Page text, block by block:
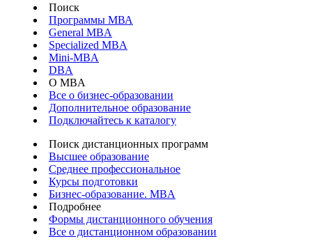
Поиск
Программы МВА
General MBA
Specialized MBA
Mini-MBA
DBA
О MBA
Все о бизнес-образовании
Дополнительное образование
Подключайтесь к каталогу
Поиск дистанционных программ
Высшее образование
Среднее профессиональное
Курсы подготовки
Бизнес-образование. MBA
Подробнее
Формы дистанционного обучения
Все о дистанционном образовании